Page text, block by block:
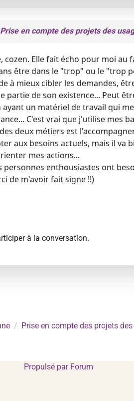
en compte des projets des
Elle fait écho pour moi
être dans le "trop" ou le "trop
à mieux cibler les demandes,
partie de son existence... Peut
un matériel de travail qui
C'est vrai que j'utilise mes
deux métiers est
aux besoins actuels, mais il va
mes actions...
personnes enthousiastes ont
de m'avoir fait signe !!)
à la conversation.
Prise en compte des projets
Propulsé par Forum